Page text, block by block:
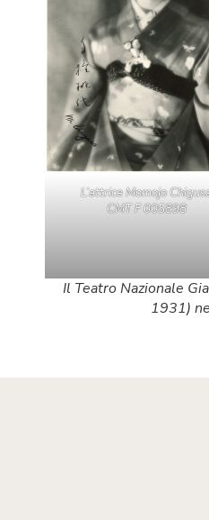
L’attrice Momojo
CMT F 005898
Il Teatro Nazionale
1931)